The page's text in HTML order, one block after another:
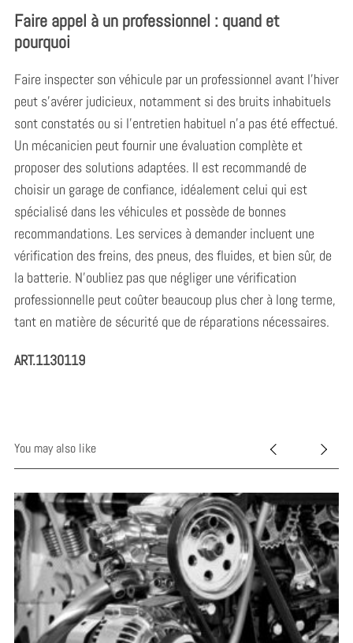
Faire appel à un professionnel : quand et
pourquoi
Faire inspecter son véhicule par un professionnel avant l’hiver
peut s’avérer judicieux, notamment si des bruits inhabituels
sont constatés ou si l’entretien habituel n’a pas été effectué.
Un mécanicien peut fournir une évaluation complète et
proposer des solutions adaptées. Il est recommandé de
choisir un garage de confiance, idéalement celui qui est
spécialisé dans les véhicules et possède de bonnes
recommandations. Les services à demander incluent une
vérification des freins, des pneus, des fluides, et bien sûr, de
la batterie. N’oubliez pas que négliger une vérification
professionnelle peut coûter beaucoup plus cher à long terme,
tant en matière de sécurité que de réparations nécessaires.
ART.1130119
You may also like